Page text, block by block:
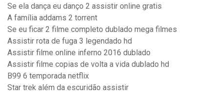
Se ela dança eu danço 2 assistir online gratis
A família addams 2 torrent
Se eu ficar 2 filme completo dublado mega filmes
Assistir rota de fuga 3 legendado hd
Assistir filme online inferno 2016 dublado
Assistir filme copias de volta a vida dublado hd
B99 6 temporada netflix
Star trek além da escuridão assistir